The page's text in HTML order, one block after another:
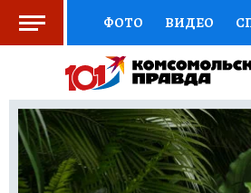
ФОТО ВИДЕО
СОЦПОДДЕРЖКА
ВЫБОР ЭКСПЕРТОВ
КНИЖНАЯ ПОЛКА